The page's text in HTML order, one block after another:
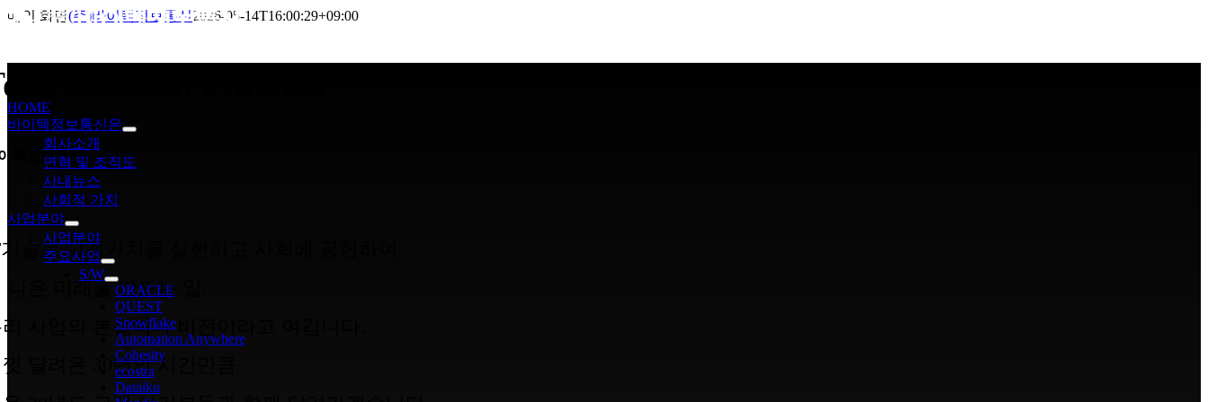
Skip
HOME
바이텍정보통신은
회사소개
연혁 및 조직도
사내뉴스
사회적 가치
사업분야
사업분야
주요사업
S/W
ORACLE
QUEST
Snowflake
Automation Anywhere
Cohesity
ecostra
Dataiku
메인 화면(주)바이텍정보통신2026-05-14T16:00:29+09:00
Solution Provider
텍정보통신
술로 고객가치를 실현하고 사회에 공헌하여
나은 미래를 만드는 일.
사업의 본질이자 비전이라고 여깁니다.
달려온 30년의 시간만큼